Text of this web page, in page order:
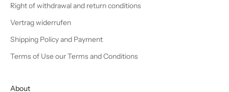
Right of withdrawal and return conditions
Vertrag widerrufen
Shipping Policy and Payment
Terms of Use our Terms and Conditions
About